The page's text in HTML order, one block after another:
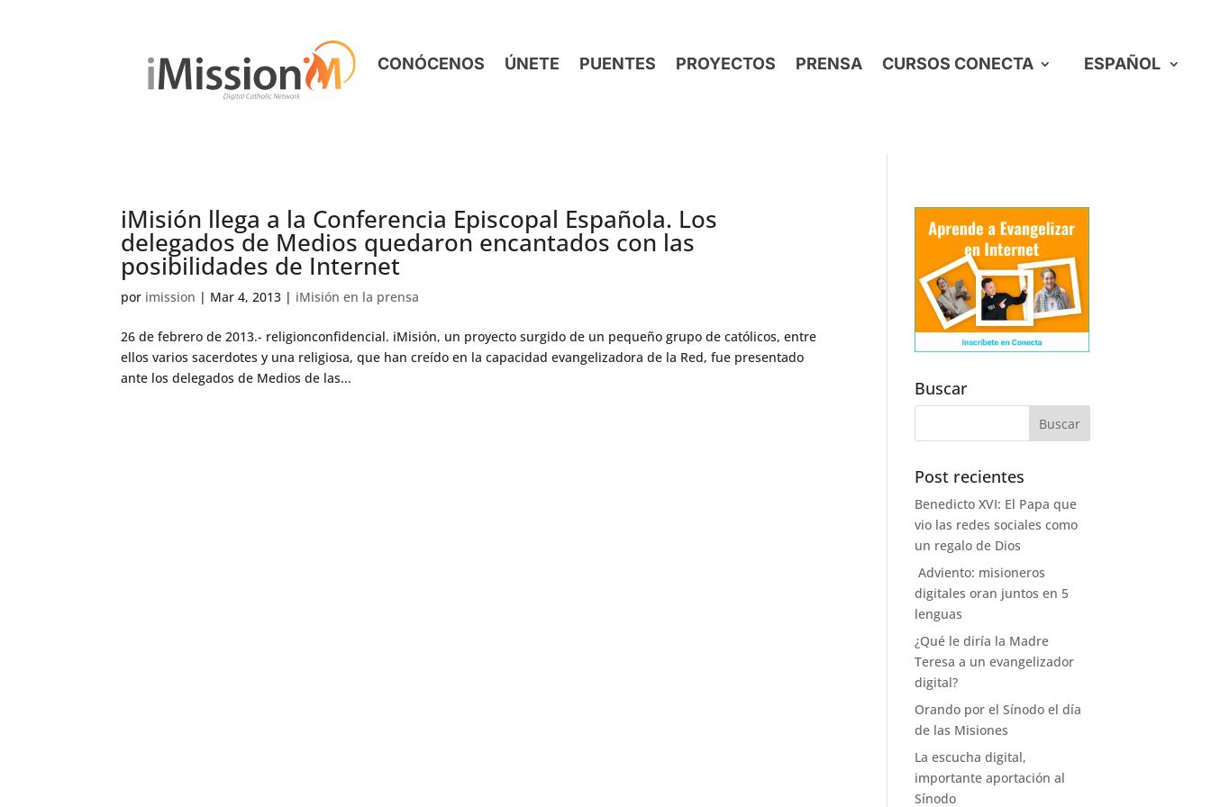
CONÓCENOS ÚNETE PUENTES PROYECTOS PRENSA CURSOS CONECTA ESPAÑOL
iMisión llega a la Conferencia Episcopal Española. Los
delegados de Medios quedaron encantados con las
posibilidades de Internet
por imission | Mar 4, 2013 | iMisión en la prensa
26 de febrero de 2013.- religionconfidencial. iMisión, un proyecto surgido de un pequeño grupo de católicos, entre
ellos varios sacerdotes y una religiosa, que han creído en la capacidad evangelizadora de la Red, fue presentado
ante los delegados de Medios de las...
Buscar
Post recientes
Benedicto XVI: El Papa que
vio las redes sociales como
un regalo de Dios
Adviento: misioneros
digitales oran juntos en 5
lenguas
¿Qué le diría la Madre
Teresa a un evangelizador
digital?
Orando por el Sínodo el día
de las Misiones
La escucha digital,
importante aportación al
Sínodo